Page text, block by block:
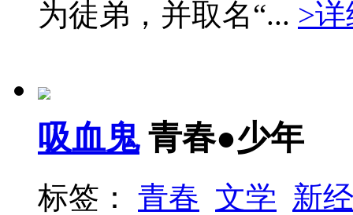
为徒弟，并取名“... >
吸血鬼 青春●少年
标签： 青春 文学 新